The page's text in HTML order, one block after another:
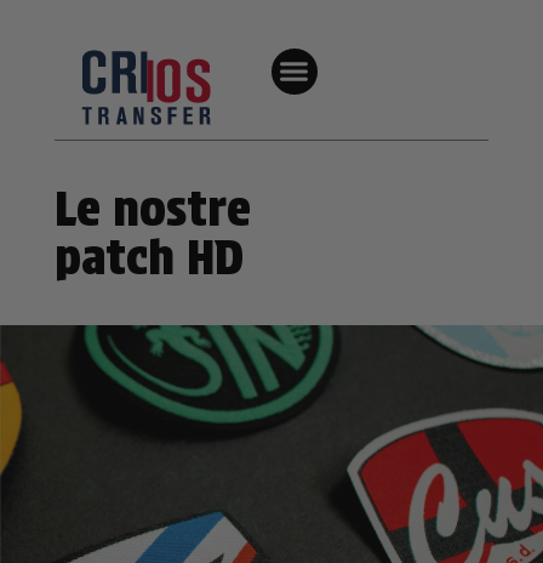
Le nostre
patch HD